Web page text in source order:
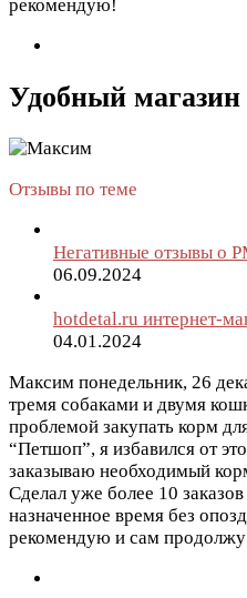
рекомендую!
Удобный магазин
Отзывы по теме
Негативные отзывы о
06.09.2024
hotdetal.ru интернет-
04.01.2024
Максим понедельник, 26
тремя собаками и двумя
проблемой закупать корм
“Петшоп”, я избавился от
заказываю необходимый
Сделал уже более 10
назначенное время без
рекомендую и сам продолжу